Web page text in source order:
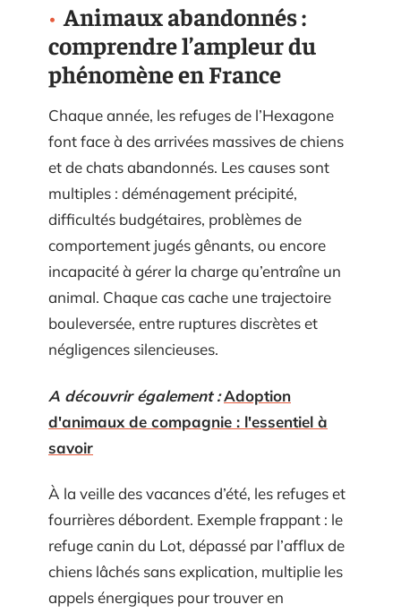
Animaux abandonnés :
comprendre l’ampleur du
phénomène en France
Chaque année, les refuges de l’Hexagone
font face à des arrivées massives de chiens
et de chats abandonnés. Les causes sont
multiples : déménagement précipité,
difficultés budgétaires, problèmes de
comportement jugés gênants, ou encore
incapacité à gérer la charge qu’entraîne un
animal. Chaque cas cache une trajectoire
bouleversée, entre ruptures discrètes et
négligences silencieuses.
A découvrir également :Adoption
d'animaux de compagnie : l'essentiel à
savoir
À la veille des vacances d’été, les refuges et
fourrières débordent. Exemple frappant : le
refuge canin du Lot, dépassé par l’afflux de
chiens lâchés sans explication, multiplie les
appels énergiques pour trouver en